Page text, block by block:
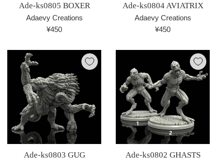
Ade-ks0805 BOXER
Adaevy Creations
通
価
¥450
Ade-ks0804 AVIATRIX
Adaevy Creations
通
価
¥450
Ade-ks0803 GUG Ade-ks0802 GHASTS